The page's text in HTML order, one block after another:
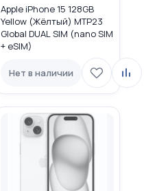
Apple iPhone 15 128GB
Yellow (Жёлтый) MTP23
Global DUAL SIM (nano SIM
+ eSIM)
Нет в наличии